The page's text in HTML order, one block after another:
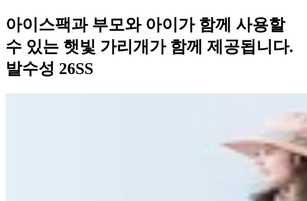
아이스팩과 부모와 아이가 함께 사용할
수 있는 햇빛 가리개가 함께 제공됩니다.
발수성 26SS